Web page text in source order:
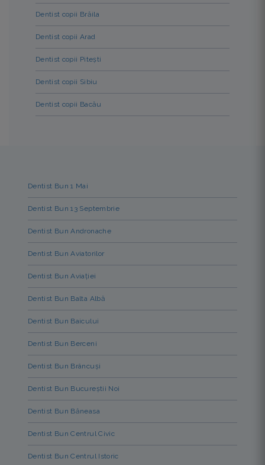
Dentist copii Brăila
Dentist copii Arad
Dentist copii Pitești
Dentist copii Sibiu
Dentist copii Bacău
Dentist Bun 1 Mai
Dentist Bun 13 Septembrie
Dentist Bun Andronache
Dentist Bun Aviatorilor
Dentist Bun Aviației
Dentist Bun Balta Albă
Dentist Bun Baicului
Dentist Bun Berceni
Dentist Bun Brâncuși
Dentist Bun Bucureștii Noi
Dentist Bun Băneasa
Dentist Bun Centrul Civic
Dentist Bun Centrul Istoric